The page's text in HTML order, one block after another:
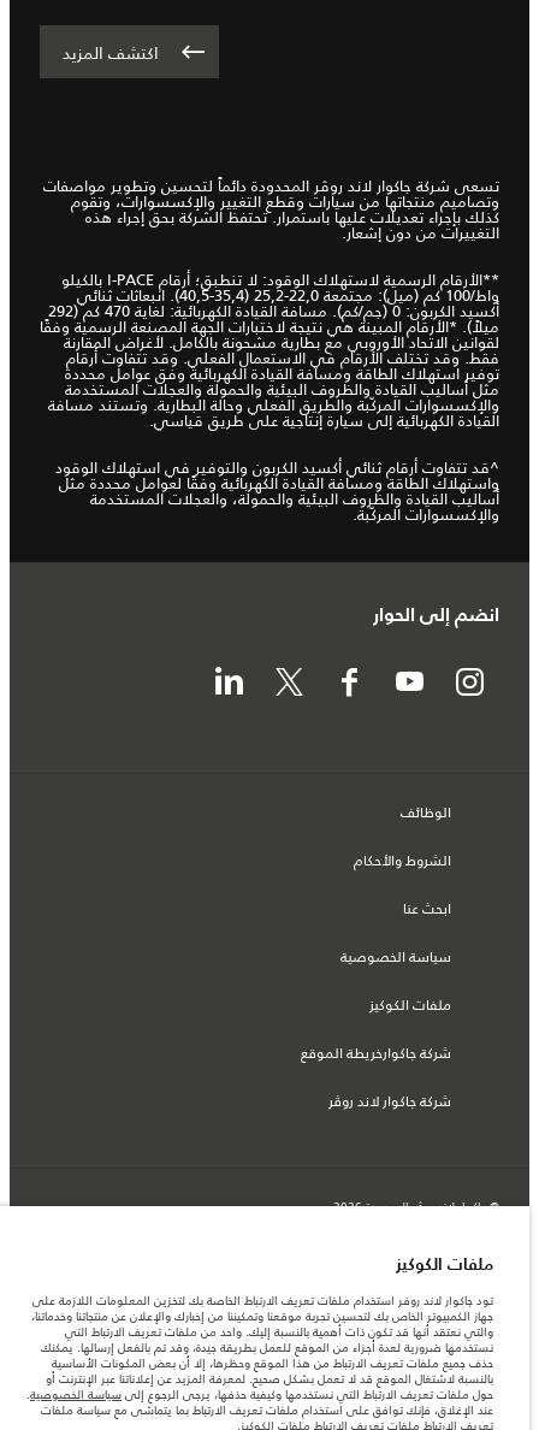
اكتشف المزيد
تسعى شركة جاكوار لاند روڤر المحدودة دائماً لتحسين وتطوير مواصفات
وتصاميم منتجاتها من سيارات وقطع التغيير والإكسسوارات، وتقوم
كذلك بإجراء تعديلات عليها باستمرار. تحتفظ الشركة بحق إجراء هذه
التغييرات من دون إشعار.
**الأرقام الرسمية لاستهلاك الوقود: لا تنطبق؛ أرقام I-PACE بالكيلو
واط/100 كم (ميل): مجتمعة 22,0-25,2 (35,4-40,5). انبعاثات ثنائي
أكسيد الكربون: 0 (جم/كم). مسافة القيادة الكهربائية: لغاية 470 كم (292
ميلاً). *الأرقام المبينة هي نتيجة لاختبارات الجهة المصنعة الرسمية وفقًا
لقوانين الاتحاد الأوروبي مع بطارية مشحونة بالكامل. لأغراض المقارنة
فقط. وقد تختلف الأرقام في الاستعمال الفعلي. وقد تتفاوت أرقام
توفير استهلاك الطاقة ومسافة القيادة الكهربائية وفق عوامل محددة
مثل أساليب القيادة والظروف البيئية والحمولة والعجلات المستخدمة
والإكسسوارات المركّبة والطريق الفعلي وحالة البطارية. وتستند مسافة
القيادة الكهربائية إلى سيارة إنتاجية على طريق قياسي.
^قد تتفاوت أرقام ثنائي أكسيد الكربون والتوفير في استهلاك الوقود
واستهلاك الطاقة ومسافة القيادة الكهربائية وفقًا لعوامل محددة مثل
أساليب القيادة والظروف البيئية والحمولة، والعجلات المستخدمة
والإكسسوارات المركّبة.
انضم إلى الحوار
الوظائف
الشروط والأحكام
ابحث عنا
سياسة الخصوصية
ملفات الكوكيز
شركة جاكوارخريطة الموقع
شركة جاكوار لاند روڤر
© جاكوار لاند روڨر المحدودة 2026
الجزائر, Eurl DMAA
المعلومات والمواصفات والأسعار والألوان المذكورة على هذا الموقع قد تختلف من بلد إلى
آخر، كما أنّها قد تتغير بدون إشعار مسبق. الرجاء التواصل مع وكيلنا المحلي للتأكد من توفّرها
والتحقق من الأسعار.
الأرقام المقدمة هي نتيجة لاختبارات المصنع الرسمية وفقاً لتشريعات الاتحاد الأوروبي. قد
يتباين استهلك الوقود الفعلي للمركبة عن ذلك المتحقق في تلك الاختبارات كما أن هذه
الأرقام بغرض المقارنة فحسب.
ملاحظة مهمة حول الصور والمواصفات. إن النقص العالمي في أشباه الموصلات يؤثر حاليًا
في مواصفات تصميم السيارات وتوفر الخيارات وتوقيتات التصاميم. هذا ظرف ديناميكي
ملفات الكوكيز
تود جاكوار لاند روفر استخدام ملفات تعريف الارتباط الخاصة بك لتخزين المعلومات اللازمة على
جهاز الكمبيوتر الخاص بك لتحسين تجربة موقعنا وتمكيننا من إخبارك والإعلان عن منتجاتنا وخدماتنا،
والتي نعتقد أنها قد تكون ذات أهمية بالنسبة إليك. واحد من ملفات تعريف الارتباط التي
نستخدمها ضرورية لعدة أجزاء من الموقع للعمل بطريقة جيدة، وقد تم بالفعل إرسالها. يمكنك
حذف جميع ملفات تعريف الارتباط من هذا الموقع وحظرها، إلا أن بعض المكونات الأساسية
بالنسبة لاشتغال الموقع قد لا تعمل بشكل صحيح. لمعرفة المزيد عن إعلاناتنا عبر الإنترنت أو
حول ملفات تعريف الارتباط التي نستخدمها وكيفية حذفها، يرجى الرجوع إلى سياسة الخصوصية.
عند الإغلاق، فإنك توافق على استخدام ملفات تعريف الارتباط بما يتماشى مع سياسة ملفات
تعريف الارتباط ملفات تعريف الارتباط ملفات الكوكيز.